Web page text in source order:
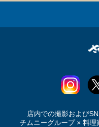
店内での撮影および
チムニーグループ × 料理